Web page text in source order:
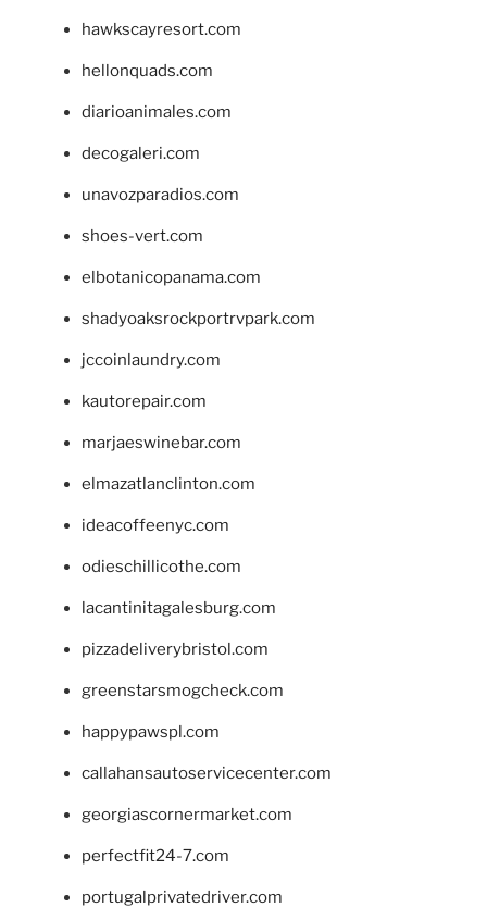
hawkscayresort.com
hellonquads.com
diarioanimales.com
decogaleri.com
unavozparadios.com
shoes-vert.com
elbotanicopanama.com
shadyoaksrockportrvpark.com
jccoinlaundry.com
kautorepair.com
marjaeswinebar.com
elmazatlanclinton.com
ideacoffeenyc.com
odieschillicothe.com
lacantinitagalesburg.com
pizzadeliverybristol.com
greenstarsmogcheck.com
happypawspl.com
callahansautoservicecenter.com
georgiascornermarket.com
perfectfit24-7.com
portugalprivatedriver.com